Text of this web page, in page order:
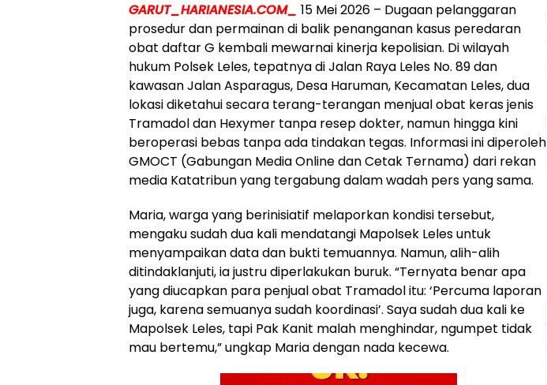
GARUT_HARIANESIA.COM_ 15 Mei 2026 – Dugaan pelanggaran
prosedur dan permainan di balik penanganan kasus peredaran
obat daftar G kembali mewarnai kinerja kepolisian. Di wilayah
hukum Polsek Leles, tepatnya di Jalan Raya Leles No. 89 dan
kawasan Jalan Asparagus, Desa Haruman, Kecamatan Leles, dua
lokasi diketahui secara terang-terangan menjual obat keras jenis
Tramadol dan Hexymer tanpa resep dokter, namun hingga kini
beroperasi bebas tanpa ada tindakan tegas. Informasi ini diperoleh
GMOCT (Gabungan Media Online dan Cetak Ternama) dari rekan
media Katatribun yang tergabung dalam wadah pers yang sama.
Maria, warga yang berinisiatif melaporkan kondisi tersebut,
mengaku sudah dua kali mendatangi Mapolsek Leles untuk
menyampaikan data dan bukti temuannya. Namun, alih-alih
ditindaklanjuti, ia justru diperlakukan buruk. “Ternyata benar apa
yang diucapkan para penjual obat Tramadol itu: ‘Percuma laporan
juga, karena semuanya sudah koordinasi’. Saya sudah dua kali ke
Mapolsek Leles, tapi Pak Kanit malah menghindar, ngumpet tidak
mau bertemu,” ungkap Maria dengan nada kecewa.